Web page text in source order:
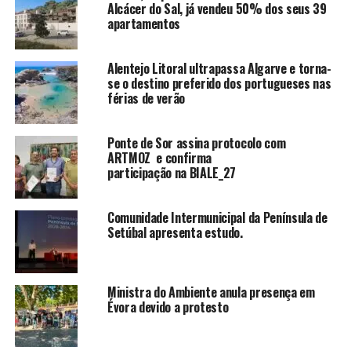
Alcácer do Sal, já vendeu 50% dos seus 39
apartamentos
Alentejo Litoral ultrapassa Algarve e torna-
se o destino preferido dos portugueses nas
férias de verão
Ponte de Sor assina protocolo com
ARTMOZ e confirma
participação na BIALE_27
Comunidade Intermunicipal da Península de
Setúbal apresenta estudo.
Ministra do Ambiente anula presença em
Évora devido a protesto